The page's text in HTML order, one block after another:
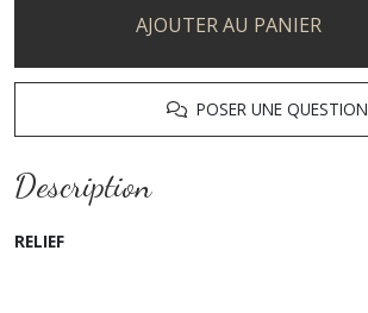
AJOUTER AU PANIER
POSER UNE QUESTION
Description
RELIEF